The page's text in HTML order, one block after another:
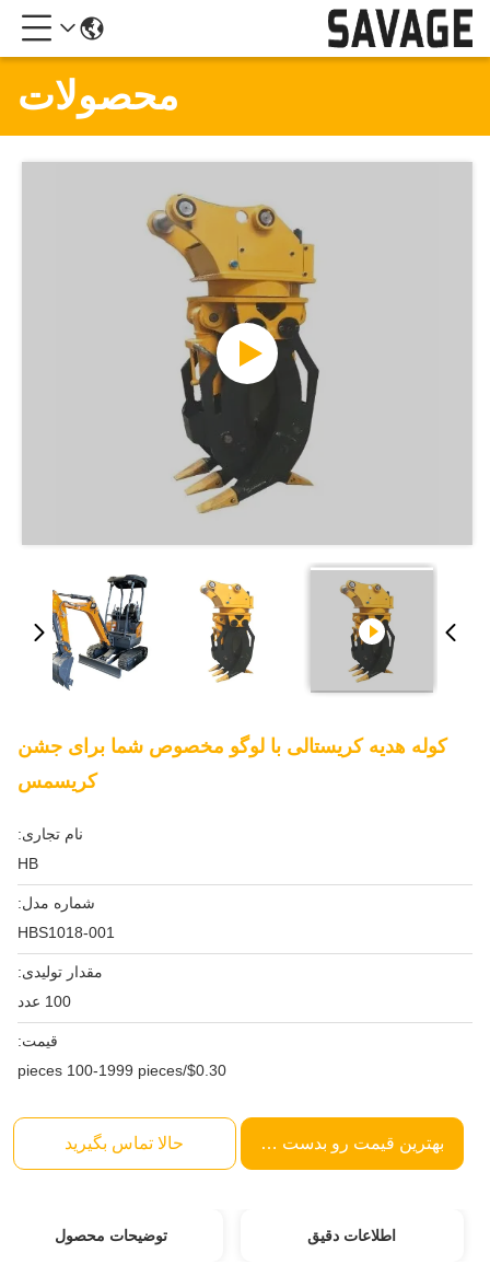
محصولات
کوله هدیه کریستالی با لوگو مخصوص شما برای جشن
کریسمس
نام تجاری:
HB
شماره مدل:
HBS1018-001
مقدار تولیدی:
100 عدد
قیمت:
$0.30/pieces 100-1999 pieces
بهترین قیمت رو بدست بیار حالا تماس بگیرید
اطلاعات دقیق توضیحات محصول